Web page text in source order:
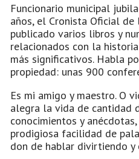
Funcionario municipal
años, el Cronista Oficial de
publicado varios libros y
relacionados con la
más significativos. Habla
propiedad: unas 900
Es mi amigo y maestro. O
alegra la vida de cantidad
conocimientos y
prodigiosa facilidad de
don de hablar divirtiendo y